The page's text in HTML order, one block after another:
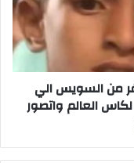
13 عام سافر من السويس الي
العالم واتصور